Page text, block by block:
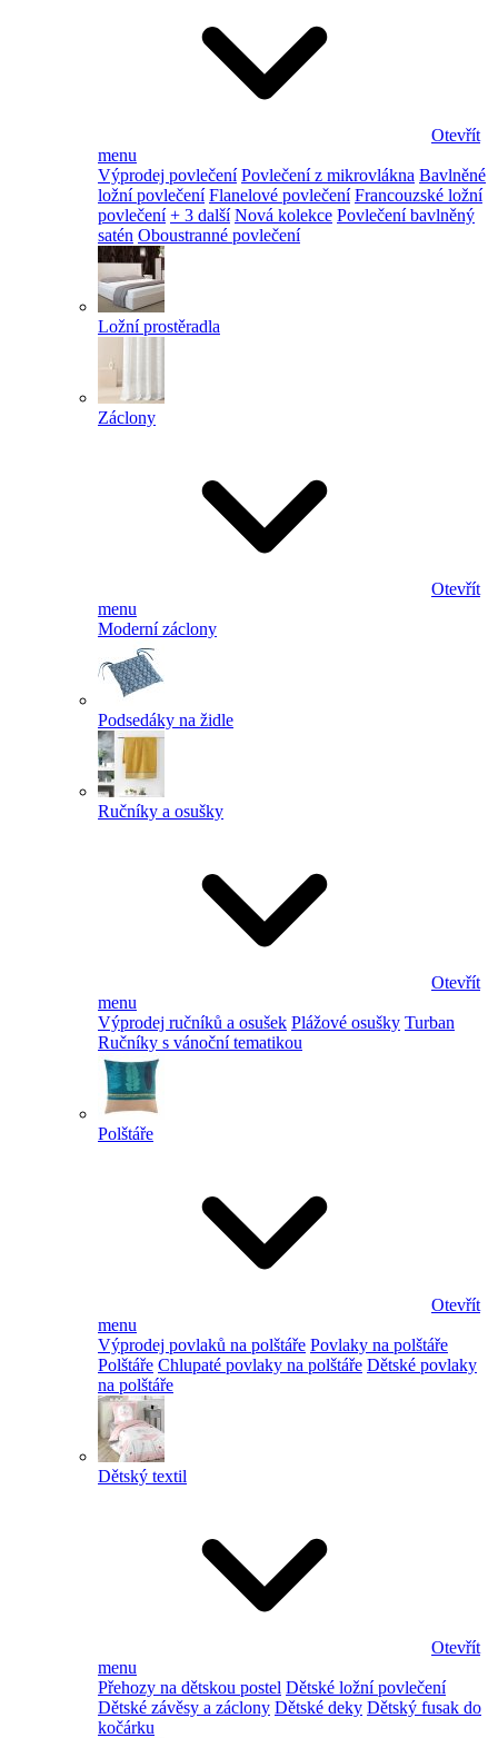
Otevřít
menu
Výprodej povlečení Povlečení z mikrovlákna Bavlněné
ložní povlečení Flanelové povlečení Francouzské ložní
povlečení + 3 další Nová kolekce Povlečení bavlněný
satén Oboustranné povlečení
Ložní prostěradla
Záclony
Otevřít
menu
Moderní záclony
Podsedáky na židle
Ručníky a osušky
Otevřít
menu
Výprodej ručníků a osušek Plážové osušky Turban
Ručníky s vánoční tematikou
Polštáře
Otevřít
menu
Výprodej povlaků na polštáře Povlaky na polštáře
Polštáře Chlupaté povlaky na polštáře Dětské povlaky
na polštáře
Dětský textil
Otevřít
menu
Přehozy na dětskou postel Dětské ložní povlečení
Dětské závěsy a záclony Dětské deky Dětský fusak do
kočárku